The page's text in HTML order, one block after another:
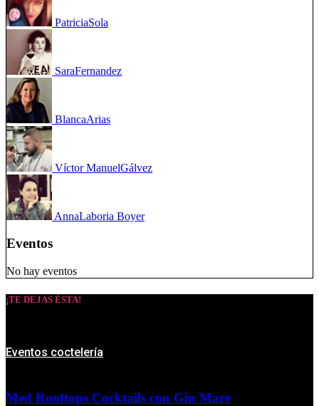
PatriciaSola
SaraFernandez
BlancaArias
Víctor ManuelGálvez
AnnaLaboria Boyer
Eventos
No hay eventos
¡TE DEJAS ÉSTA!
Eventos coctelería
Med Rooftops Cocktails con Gin Mare